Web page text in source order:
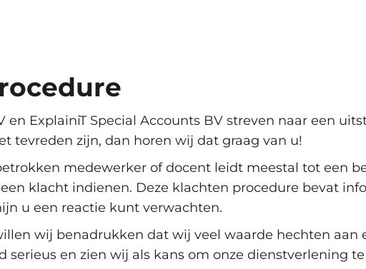
en ExplainiT Special Accounts BV streven naar een
tevreden zijn, dan horen wij dat graag van u!
medewerker of docent leidt meestal tot een
klacht indienen. Deze klachten procedure bevat
u een reactie kunt verwachten.
wij benadrukken dat wij veel waarde hechten aan
serieus en zien wij als kans om onze dienstverlening